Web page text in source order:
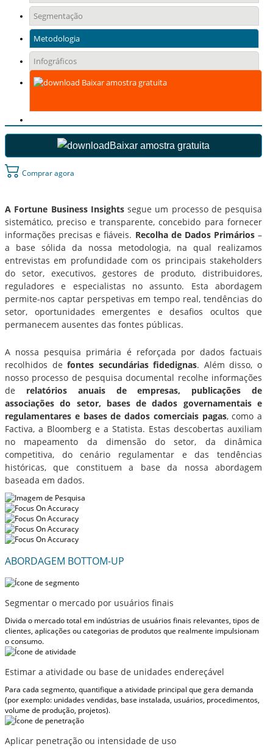
Segmentação
Metodologia
Infográficos
Baixar amostra gratuita
Baixar amostra gratuita
Comprar agora
A Fortune Business Insightssegue um processo de pesquisa
sistemático, preciso e transparente, concebido para fornecer
informações precisas e fiáveis. Recolha de Dados Primários–
a base sólida da nossa metodologia, na qual realizamos
entrevistas em profundidade com os principais stakeholders
do setor, executivos, gestores de produto, distribuidores,
reguladores e especialistas no assunto. Esta abordagem
permite-nos captar perspetivas em tempo real, tendências do
setor, oportunidades emergentes e desafios ocultos que
permanecem ausentes das fontes públicas.
A nossa pesquisa primária é reforçada por dados factuais
recolhidos defontes secundárias fidedignas. Além disso, o
nosso processo de pesquisa documental recolhe informações
de relatórios anuais de empresas, publicações de
associações do setor, bases de dados governamentais e
regulamentares e bases de dados comerciais pagas, como a
Factiva, a Bloomberg e a Statista. Estas descobertas auxiliam
no mapeamento da dimensão do setor, da dinâmica
competitiva, do cenário regulamentar e das tendências
históricas, que constituem a base da nossa abordagem
baseada em dados.
ABORDAGEM BOTTOM-UP
Segmentar o mercado por usuários finais
Divida o mercado total em indústrias de usuários finais relevantes, tipos de
clientes, aplicações ou categorias de produtos que realmente impulsionam
o consumo.
Estimar a atividade ou base de unidades endereçável
Para cada segmento, quantifique a atividade principal que gera demanda
(por exemplo: unidades vendidas, base instalada, usuários, procedimentos,
volume de produção, projetos).
Aplicar penetração ou intensidade de uso